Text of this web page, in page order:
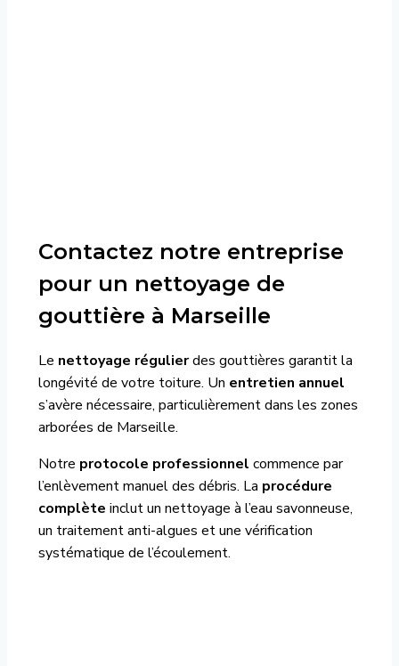
Contactez notre entreprise
pour un nettoyage de
gouttière à Marseille
Le nettoyage régulierdes gouttières garantit la
longévité de votre toiture. Un entretien annuel
s’avère nécessaire, particulièrement dans les zones
arborées de Marseille.
Notre protocole professionnel commence par
l’enlèvement manuel des débris. La procédure
complète inclut un nettoyage à l’eau savonneuse,
un traitement anti-algues et une vérification
systématique de l’écoulement.